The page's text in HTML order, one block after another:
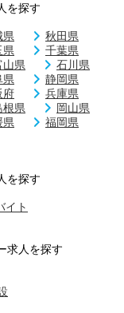
を探す
県
秋田県
県
千葉県
山県
石川県
県
静岡県
府
兵庫県
根県
岡山県
県
福岡県
を探す
イト
求人を探す